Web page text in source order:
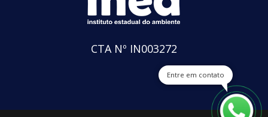
CTA Nº IN003272
Entre em contato